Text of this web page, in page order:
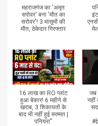
महराजगंज का 'अमृत
सरोवर' बना 'मौत का
सरोवर'! 3 मासूमों की
मौत, ठेकेदार गिरफ्तार
16 लाख का RO प्लांट
हुआ बेकार! 6 महीने से
खराब, 3 शिकायतों के
बाद भी नहीं हुई मरम्मत |
पनियरा"
जब